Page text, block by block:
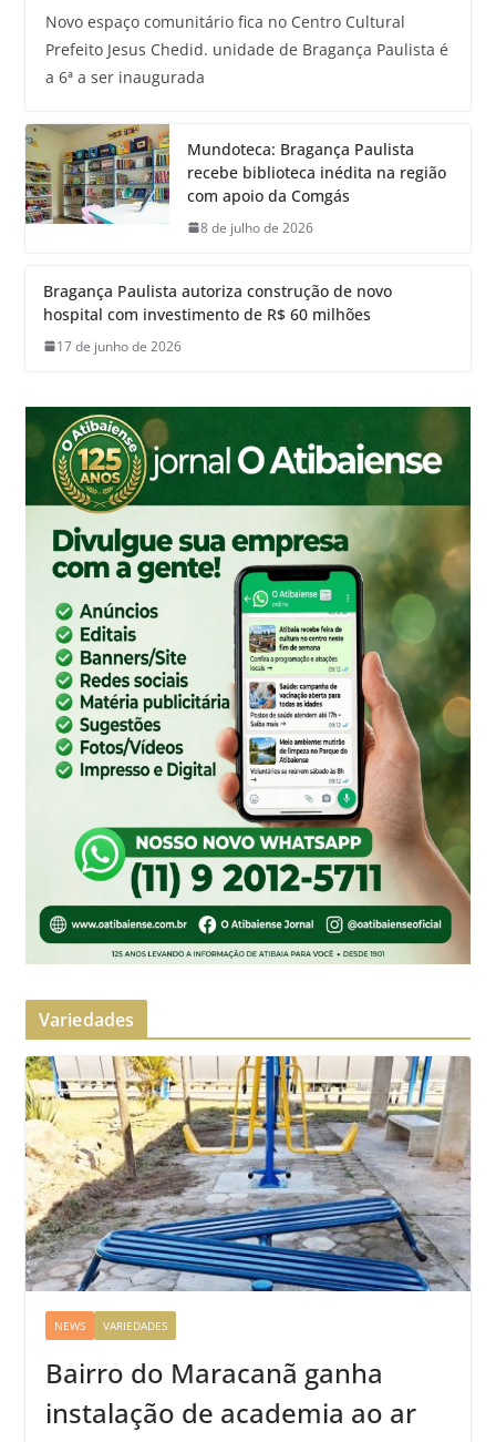
Novo espaço comunitário fica no Centro Cultural
Prefeito Jesus Chedid. unidade de Bragança Paulista é
a 6ª a ser inaugurada
Mundoteca: Bragança Paulista
recebe biblioteca inédita na região
com apoio da Comgás
8 de julho de 2026
Bragança Paulista autoriza construção de novo
hospital com investimento de R$ 60 milhões
17 de junho de 2026
Variedades
NEWS VARIEDADES
Bairro do Maracanã ganha
instalação de academia ao ar